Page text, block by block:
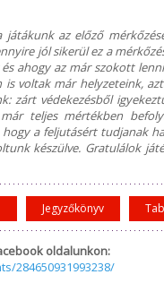
játákunk az előző
jól sikerül ez a
ahogy az már szokott
is voltak már helyzeteink,
zárt védekezésből
teljes mértékben
hogy a feljutásért tudjanak
készülve. Gratulálok
Jegyzőkönyv
oldalunkon:
284650931993238/